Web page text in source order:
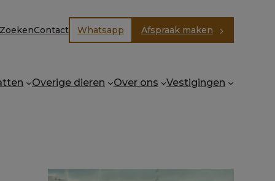
ZoekenContact Whatsapp Afspraak maken
Overige dieren Over ons Vestigingen